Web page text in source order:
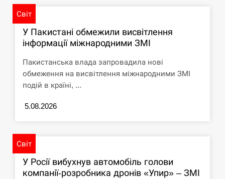
11:23
ЩЕ...
Світ
У Пакистані обмежили висвітлення
інформації міжнародними ЗМІ
Пакистанська влада запровадила нові
обмеження на висвітлення міжнародними ЗМІ
подій в країні, ...
5.08.2026
Світ
У Росії вибухнув автомобіль голови
компанії-розробника дронів «Упир» – ЗМІ